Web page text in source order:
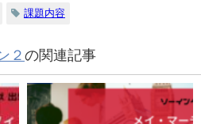
課題内容
２ の関連記事